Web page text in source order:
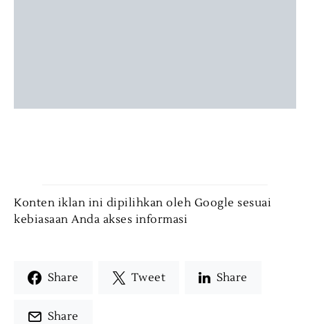
Konten iklan ini dipilihkan oleh Google sesuai
kebiasaan Anda akses informasi
Share Tweet Share
Share